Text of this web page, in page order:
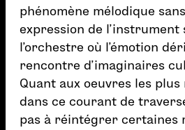
phénomène mélodique
expression de l’instrument
l’orchestre où l’émotion
rencontre d’imaginaires
Quant aux oeuvres les
dans ce courant de
pas à réintégrer certaines